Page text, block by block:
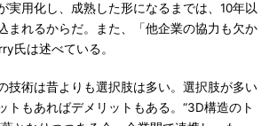
実用化し、成熟した形になるまでは、10年以
まれるからだ。また、「他企業の協力も欠か
氏は述べている。
技術は昔よりも選択肢は多い。選択肢が多い
トもあればデメリットもある。“3D構造のト